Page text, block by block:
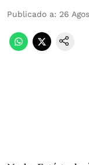
Publicado a: 26